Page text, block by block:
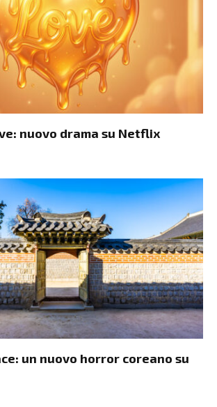
nuovo drama su Netflix
un nuovo horror coreano su